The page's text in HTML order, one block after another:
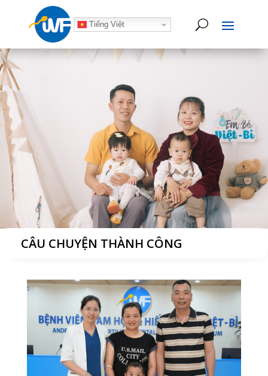
Tiếng Việt
CÂU CHUYỆN THÀNH CÔNG